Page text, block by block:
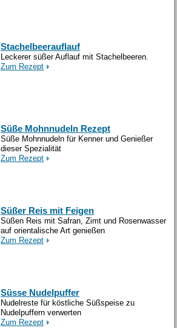
Stachelbeerauflauf
Leckerer süßer Auflauf mit Stachelbeeren.
Zum Rezept
Süße Mohnnudeln Rezept
Süße Mohnnudeln für Kenner und Genießer
dieser Spezialität
Zum Rezept
Süßer Reis mit Feigen
Süßen Reis mit Safran, Zimt und Rosenwasser
auf orientalische Art genießen
Zum Rezept
Süsse Nudelpuffer
Nudelreste für köstliche Süßspeise zu
Nudelpuffern verwerten
Zum Rezept